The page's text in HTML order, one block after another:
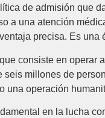
de admisión que
a una atención
precisa. Es
consiste en
millones de
operación
en la lucha